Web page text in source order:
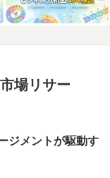
場リサー
ジメントが駆動す